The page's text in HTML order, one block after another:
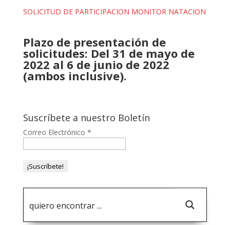
SOLICITUD DE PARTICIPACION MONITOR NATACION
Plazo de presentación de
solicitudes: Del 31 de mayo de
2022 al 6 de junio de 2022
(ambos inclusive).
Suscríbete a nuestro Boletín
Correo Electrónico *